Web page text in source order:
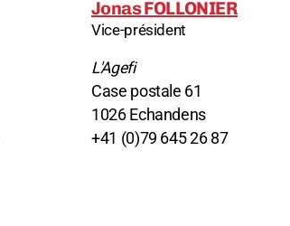
Jonas FOLLONIER
Vice-président
L'Agefi
Case postale 61
1026 Echandens
+41 (0)79 645 26 87